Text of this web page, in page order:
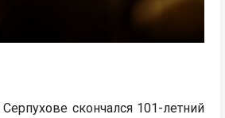
скончался 101-летний